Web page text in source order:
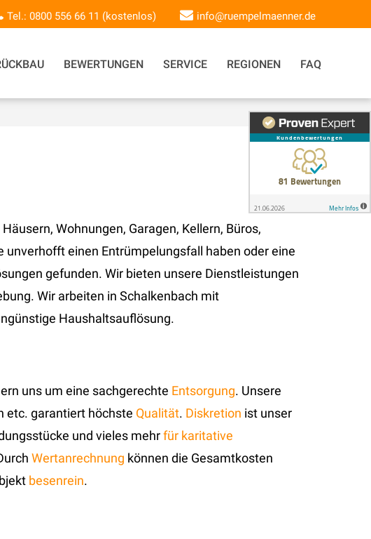
Tel.: 0800 556 66 11 (kostenlos) info@ruempelmaenner.de
BEWERTUNGEN SERVICE REGIONEN FAQ
Wohnungen, Garagen, Kellern, Büros,
unverhofft einen Entrümpelungsfall haben oder eine
gefunden. Wir bieten unsere Dienstleistungen
Wir arbeiten in Schalkenbach mit
Haushaltsauflösung.
uns um eine sachgerechte Entsorgung. Unsere
etc. garantiert höchste Qualität. Diskretion ist unser
und vieles mehrfür karitative
Wertanrechnung können die Gesamtkosten
besenrein.